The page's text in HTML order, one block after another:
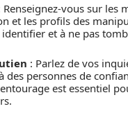
Renseignez-vous sur les
et les profils des
et à ne pas
: Parlez de vos
des personnes de
est essentiel